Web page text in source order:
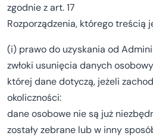
zgodnie z art. 17
Rozporządzenia, którego treścią
(i) prawo do uzyskania od
zwłoki usunięcia danych
której dane dotyczą, jeżeli
okoliczności:
dane osobowe nie są już
zostały zebrane lub w inny